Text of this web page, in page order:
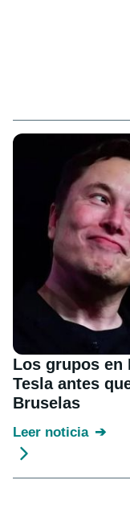
Los grupos en
Tesla antes
Bruselas
Leer noticia